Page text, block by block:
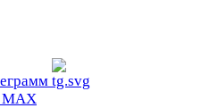
МАХ